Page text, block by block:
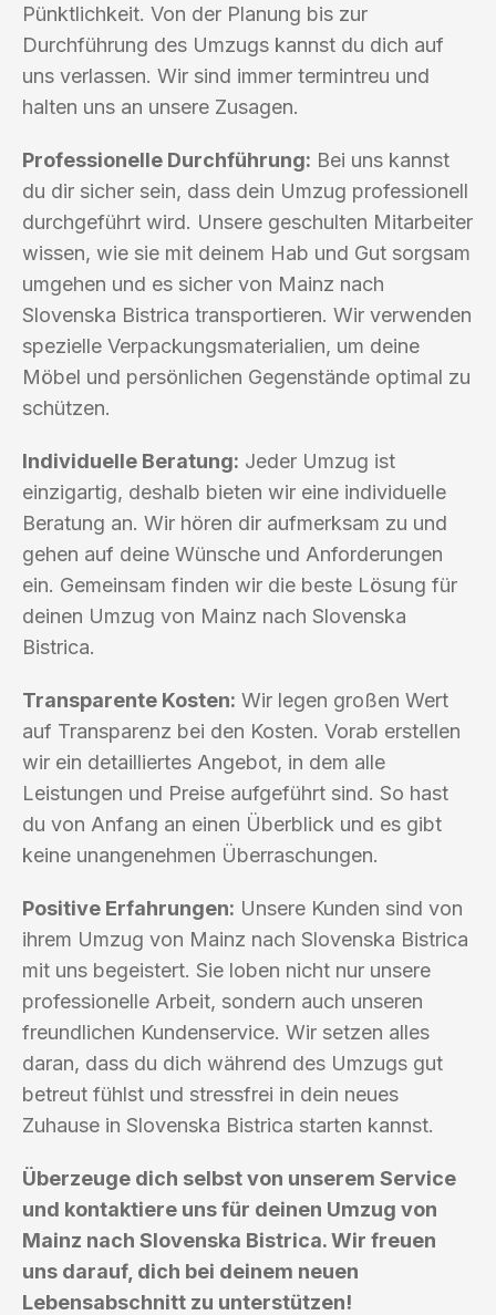
Pünktlichkeit. Von der Planung bis zur
Durchführung des Umzugs kannst du dich auf
uns verlassen. Wir sind immer termintreu und
halten uns an unsere Zusagen.
Professionelle Durchführung: Bei uns kannst
du dir sicher sein, dass dein Umzug professionell
durchgeführt wird. Unsere geschulten Mitarbeiter
wissen, wie sie mit deinem Hab und Gut sorgsam
umgehen und es sicher von Mainz nach
Slovenska Bistrica transportieren. Wir verwenden
spezielle Verpackungsmaterialien, um deine
Möbel und persönlichen Gegenstände optimal zu
schützen.
Individuelle Beratung: Jeder Umzug ist
einzigartig, deshalb bieten wir eine individuelle
Beratung an. Wir hören dir aufmerksam zu und
gehen auf deine Wünsche und Anforderungen
ein. Gemeinsam finden wir die beste Lösung für
deinen Umzug von Mainz nach Slovenska
Bistrica.
Transparente Kosten: Wir legen großen Wert
auf Transparenz bei den Kosten. Vorab erstellen
wir ein detailliertes Angebot, in dem alle
Leistungen und Preise aufgeführt sind. So hast
du von Anfang an einen Überblick und es gibt
keine unangenehmen Überraschungen.
Positive Erfahrungen: Unsere Kunden sind von
ihrem Umzug von Mainz nach Slovenska Bistrica
mit uns begeistert. Sie loben nicht nur unsere
professionelle Arbeit, sondern auch unseren
freundlichen Kundenservice. Wir setzen alles
daran, dass du dich während des Umzugs gut
betreut fühlst und stressfrei in dein neues
Zuhause in Slovenska Bistrica starten kannst.
Überzeuge dich selbst von unserem Service
und kontaktiere uns für deinen Umzug von
Mainz nach Slovenska Bistrica. Wir freuen
uns darauf, dich bei deinem neuen
Lebensabschnitt zu unterstützen!